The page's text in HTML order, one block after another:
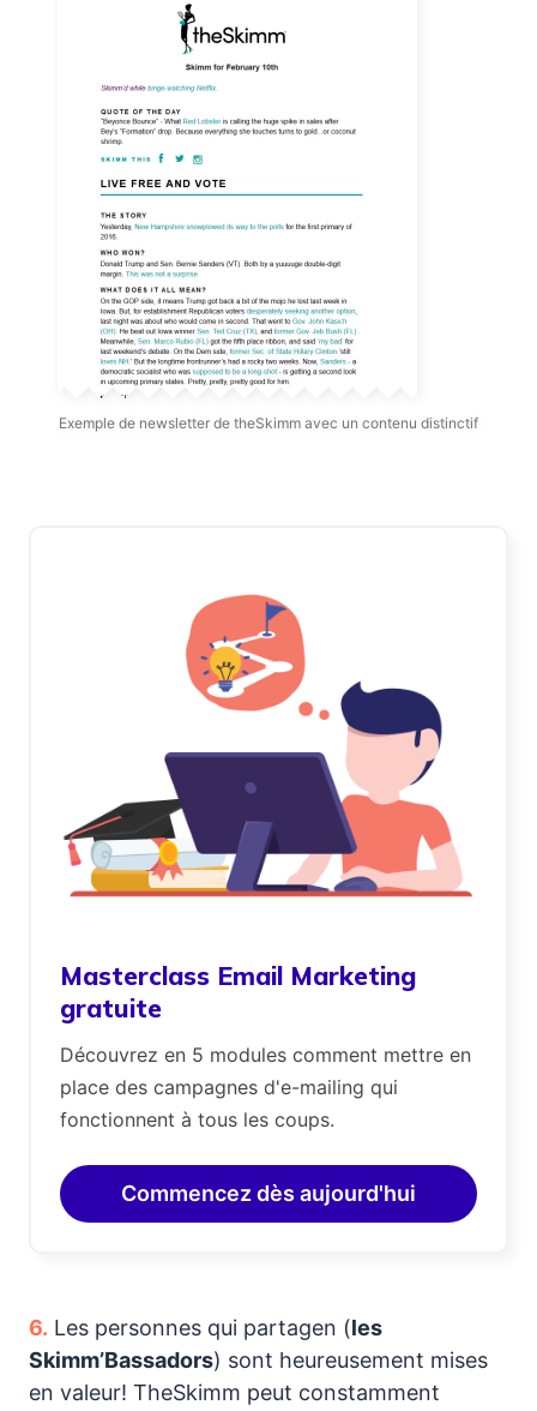
Exemple de newsletter de theSkimm avec un contenu distinctif
Masterclass Email Marketing
gratuite
Découvrez en 5 modules comment mettre en
place des campagnes d'e-mailing qui
fonctionnent à tous les coups.
Commencez dès aujourd'hui
6. Les personnes qui partagen (les
Skimm’Bassadors) sont heureusement mises
en valeur! TheSkimm peut constamment